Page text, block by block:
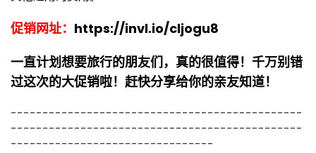
促销网址： https://invl.io/cljogu8
一直计划想要旅行的朋友们，真的很值得！千万别错
过这次的大促销啦！赶快分享给你的亲友知道！
----------------------------------------------
----------------------------------------------
--------------------------------